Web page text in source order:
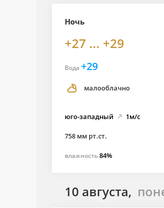
Ночь
+27 ... +29
Вода +29
малооблачно
юго-западный 1м/с
758 мм рт.ст.
влажность84%
10 августа,